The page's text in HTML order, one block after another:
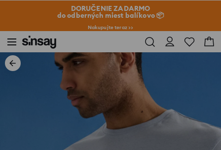
DORUČENIE ZADARMO
do odberných miest balíkovo 📦
Nakupujte teraz >>